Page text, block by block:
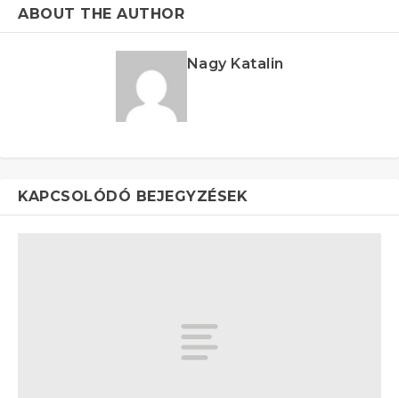
ABOUT THE AUTHOR
Nagy Katalin
KAPCSOLÓDÓ BEJEGYZÉSEK